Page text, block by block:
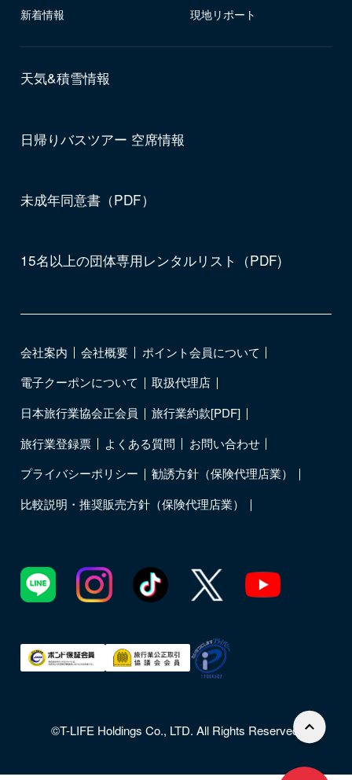
新着情報 現地リポート
天気&積雪情報
日帰りバスツアー 空席情報
未成年同意書（PDF）
15名以上の団体専用レンタルリスト（PDF)
会社案内 会社概要
ポイント会員について
電子クーポンについて
取扱代理店
日本旅行業協会正会員
旅行業約款[PDF]
旅行業登録票
よくある質問
お問い合わせ
プライバシーポリシー
勧誘方針（保険代理店業）
比較説明・推奨販売方針（保険代理店業）
©T-LIFE Holdings Co., LTD. All Rights Reserved.